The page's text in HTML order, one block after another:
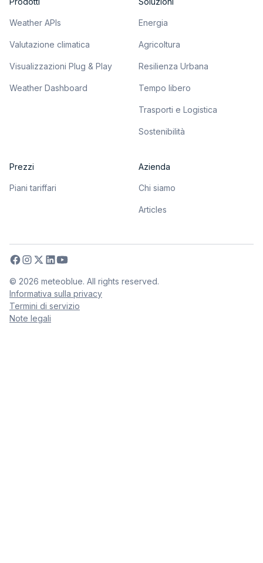
Weather APIs
Valutazione climatica
Visualizzazioni Plug & Play
Weather Dashboard
Energia
Agricoltura
Resilienza Urbana
Tempo libero
Trasporti e Logistica
Sostenibilità
Prezzi
Piani tariffari
Azienda
Chi siamo
Articles
© 2026 meteoblue. All rights reserved.
Informativa sulla privacy
Termini di servizio
Note legali